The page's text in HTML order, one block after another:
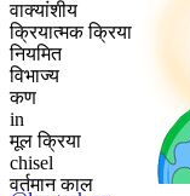
वाक्यांशीय
क्रियात्मक क्रिया
नियमित
विभाज्य
कण
in
मूल क्रिया
chisel
वर्तमान काल